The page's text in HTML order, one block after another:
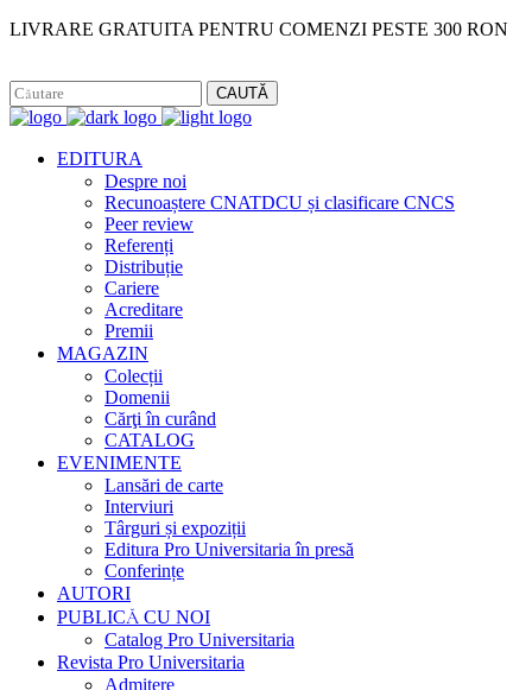
LIVRARE GRATUITA PENTRU COMENZI PESTE 300 RON
CAUTĂ
EDITURA
Despre noi
Recunoaștere CNATDCU și clasificare CNCS
Peer review
Referenți
Distribuție
Cariere
Acreditare
Premii
MAGAZIN
Colecții
Domenii
Cărţi în curând
CATALOG
EVENIMENTE
Lansări de carte
Interviuri
Târguri și expoziții
Editura Pro Universitaria în presă
Conferințe
AUTORI
PUBLICĂ CU NOI
Catalog Pro Universitaria
Revista Pro Universitaria
Admitere